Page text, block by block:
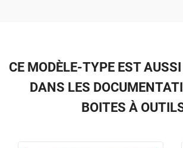
CE MODÈLE-TYPE EST
DANS LES
BOITES À